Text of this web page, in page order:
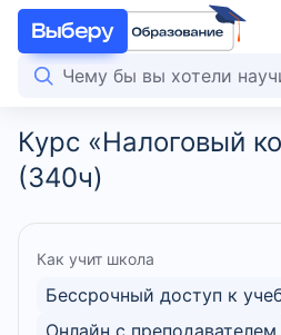
Курс «Налоговый
(340ч)
Как учит школа
Бессрочный доступ к
Онлайн с преподавателем